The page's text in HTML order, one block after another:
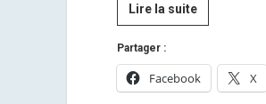
Lire la suite[Presse]
Oslo
:
5e
Partager :
Facebook X